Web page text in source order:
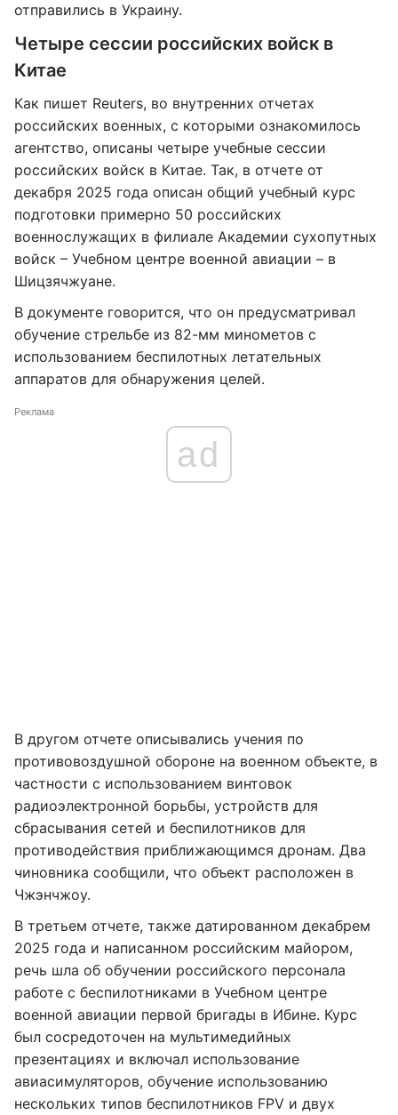
отправились в Украину.
Четыре сессии российских войск в
Китае
Как пишет Reuters, во внутренних отчетах
российских военных, с которыми ознакомилось
агентство, описаны четыре учебные сессии
российских войск в Китае. Так, в отчете от
декабря 2025 года описан общий учебный курс
подготовки примерно 50 российских
военнослужащих в филиале Академии сухопутных
войск – Учебном центре военной авиации – в
Шицзячжуане.
В документе говорится, что он предусматривал
обучение стрельбе из 82-мм минометов с
использованием беспилотных летательных
аппаратов для обнаружения целей.
Реклама
ad
В другом отчете описывались учения по
противовоздушной обороне на военном объекте, в
частности с использованием винтовок
радиоэлектронной борьбы, устройств для
сбрасывания сетей и беспилотников для
противодействия приближающимся дронам. Два
чиновника сообщили, что объект расположен в
Чжэнчжоу.
В третьем отчете, также датированном декабрем
2025 года и написанном российским майором,
речь шла об обучении российского персонала
работе с беспилотниками в Учебном центре
военной авиации первой бригады в Ибине. Курс
был сосредоточен на мультимедийных
презентациях и включал использование
авиасимуляторов, обучение использованию
нескольких типов беспилотников FPV и двух